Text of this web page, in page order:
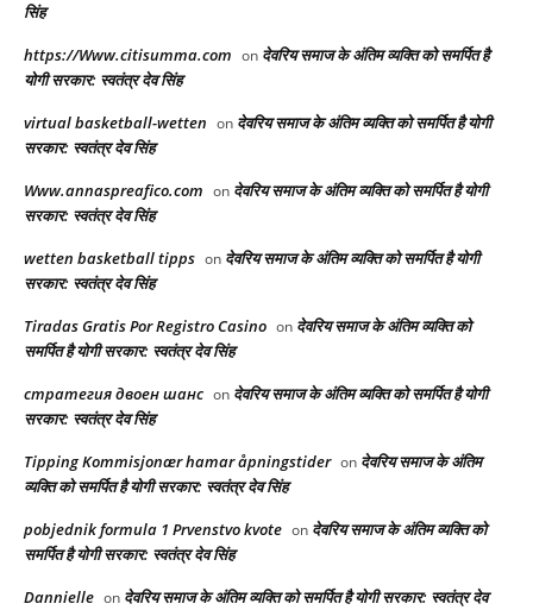
सिंह
https://Www.citisumma.com on देवरिय समाज के अंतिम व्यक्ति को समर्पित है
योगी सरकार: स्वतंत्र देव सिंह
virtual basketball-wetten on देवरिय समाज के अंतिम व्यक्ति को समर्पित है योगी
सरकार: स्वतंत्र देव सिंह
Www.annaspreafico.com on देवरिय समाज के अंतिम व्यक्ति को समर्पित है योगी
सरकार: स्वतंत्र देव सिंह
wetten basketball tipps on देवरिय समाज के अंतिम व्यक्ति को समर्पित है योगी
सरकार: स्वतंत्र देव सिंह
Tiradas Gratis Por Registro Casino on देवरिय समाज के अंतिम व्यक्ति को
समर्पित है योगी सरकार: स्वतंत्र देव सिंह
стратегия двоен шанс on देवरिय समाज के अंतिम व्यक्ति को समर्पित है योगी
सरकार: स्वतंत्र देव सिंह
Tipping Kommisjonær hamar åpningstider on देवरिय समाज के अंतिम
व्यक्ति को समर्पित है योगी सरकार: स्वतंत्र देव सिंह
pobjednik formula 1 Prvenstvo kvote on देवरिय समाज के अंतिम व्यक्ति को
समर्पित है योगी सरकार: स्वतंत्र देव सिंह
Dannielle on देवरिय समाज के अंतिम व्यक्ति को समर्पित है योगी सरकार: स्वतंत्र देव